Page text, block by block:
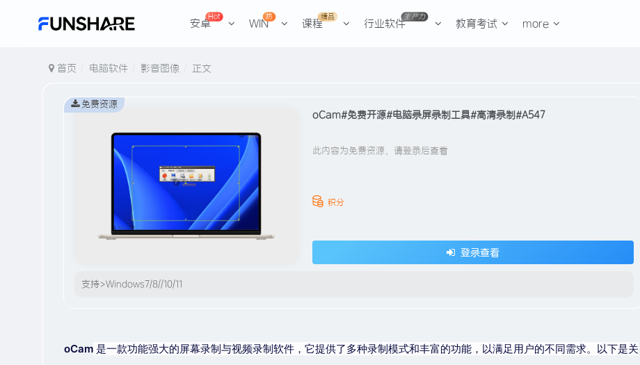
安卓
Hot
WIN
热
课程
精品
行业软件
生产力
教育考试 more
首页 电脑软件 影音图像 正文
oCam#免费开源#电脑录屏录制工具#高清录制#A547
此内容为免费资源，请登录后查看
积分
登录查看
支持>Windows7/8//10/11
免费资源
oCam 是一款功能强大的屏幕录制与视频录制软件，它提供了多种录制模式和丰富的功能，以满足用户的不同需求。以下是关